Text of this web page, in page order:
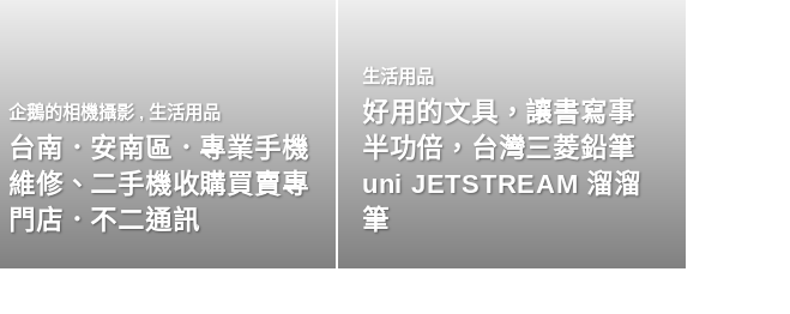
企鵝的相機攝影 , 生活用品
台南．安南區．專業手機
維修、二手機收購買賣專
門店．不二通訊
生活用品
好用的文具，讓書寫事
半功倍，台灣三菱鉛筆
uni JETSTREAM 溜溜
筆